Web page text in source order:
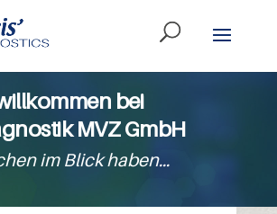
bei
MVZ GmbH
im Blick haben…